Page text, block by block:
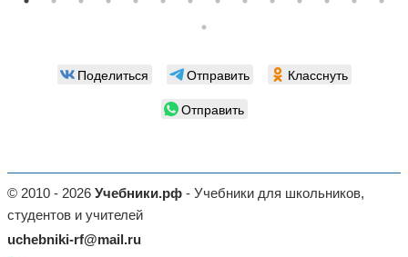
Поделиться Отправить
Класснуть
Отправить
© 2010 - 2026 Учебники.рф - Учебники для школьников,
студентов и учителей
uchebniki-rf@mail.ru